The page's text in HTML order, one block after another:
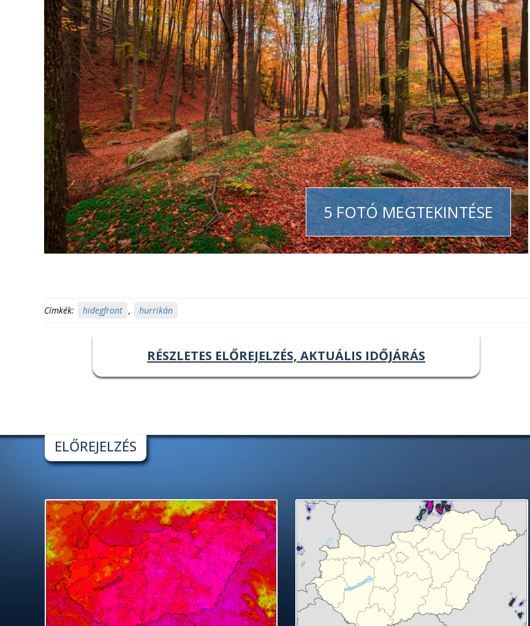
5 FOTÓ MEGTEKINTÉSE
Címkék: hidegfront , hurrikán
RÉSZLETES ELŐREJELZÉS, AKTUÁLIS IDŐJÁRÁS
ELŐREJELZÉS